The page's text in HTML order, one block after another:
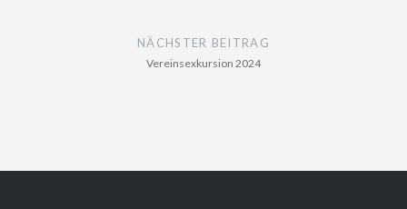
NÄCHSTER BEITRAG
Vereinsexkursion 2024